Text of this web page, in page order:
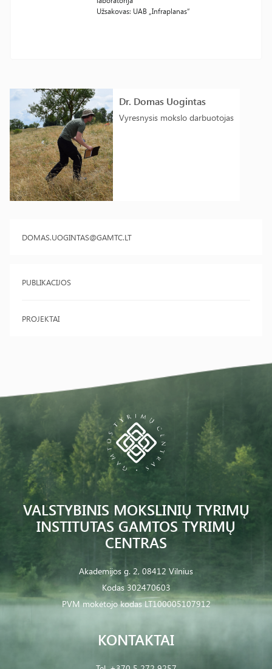
Dr. Domas Uogintas
Vyresnysis mokslo darbuotojas
DOMAS.UOGINTAS@GAMTC.LT
PUBLIKACIJOS
PROJEKTAI
Užsakovas: UAB „Infraplanas“
VALSTYBINIS MOKSLINIŲ TYRIMŲ
INSTITUTAS GAMTOS TYRIMŲ
CENTRAS
Akademijos g. 2, 08412 Vilnius
Kodas 302470603
PVM mokėtojo kodas LT100005107912
KONTAKTAI